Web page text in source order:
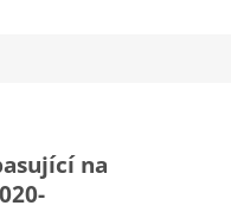
na